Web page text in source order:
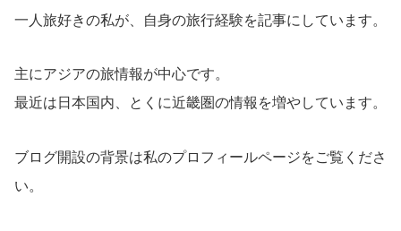
一人旅好きの私が、自身の旅行経験を記事にしています。
主にアジアの旅情報が中心です。
最近は日本国内、とくに近畿圏の情報を増やしています。
ブログ開設の背景は私のプロフィールページをご覧くださ
い。